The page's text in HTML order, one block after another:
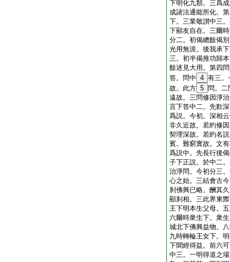
下明化九類。三爲
成諸法通能所化。
下。三業敬讃中三
下顯友自在。三爾
分二。初偈總餘偈
光用無涯。後我承
三。初半偈推功歸
餘述見大用。第四
答。問中 4 有三。
故。此方 5 問。二
遠故。三問修因淨
言下答中二。先歎
爲説。今初。深相
非久近故。若約修
契理深故。若約名
賓。難窮實故。文
爲説中。先長行後
子下正説。於中二
治淨問。今初分三
心之始。三結會古
刹佛興已略。酬其
顯刹相。三此界東
王下明本生父母。
六爾時衆生下。衆
城北下佛興益物。
九時轉輪王女下。
下聞經得益。前六
中三。一明得道之